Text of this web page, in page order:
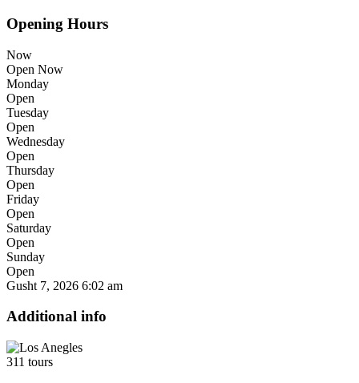
Opening Hours
Now
Open Now
Monday
Open
Tuesday
Open
Wednesday
Open
Thursday
Open
Friday
Open
Saturday
Open
Sunday
Open
Gusht 7, 2026 6:02 am
Additional info
311 tours